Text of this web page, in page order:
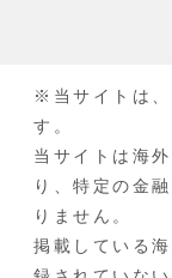
※当サイトは、
す。
当サイトは海
り、特定の金
りません。
掲載している